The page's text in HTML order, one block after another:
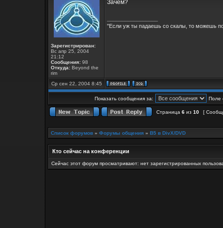
Зарегистрирован:
Вс апр 25, 2004
21:12
Сообщения: 98
Откуда: Beyond the
rim
Зачем?
"Если уж ты падаешь со скалы, то можешь
Ср сен 22, 2004 8:45
Показать сообщения за: Поле
Страница 6 из 10 [
Список форумов » Форумы общения » B5 в DivX/DVD
Кто сейчас на конференции
Сейчас этот форум просматривают: нет зарегистрированных